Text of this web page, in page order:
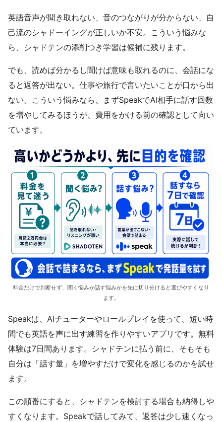
英語音声が聞き取れない、音のつながりが分からない、自
己流のシャドーイングが正しいか不安。こういう悩みな
ら、シャドテンの添削つき学習は候補に残ります。
でも、読めば分かるし聞けば意味も取れるのに、会話にな
ると返答が出ない。仕事や旅行で言いたいことが口から出
ない。こういう悩みなら、まずSpeakでAI相手に話す回数
を増やしてみるほうが、費用をかける前の確認として向い
ています。
料金だけで判断せず、聞く悩みか話す悩みかを先に切り分けると選びやすくなり
ます。
Speakは、AIチューターやロールプレイを使って、短い時
間でも英語を声に出す練習を作りやすいアプリです。無料
体験は7日間あります。シャドテンに払う前に、そもそも
自分は「話す量」を増やすだけで変化を感じるのかを試せ
ます。
この順番にすると、シャドテンを検討する場合も納得しや
すくなります。Speakで話してみて、返答は少し速くなっ